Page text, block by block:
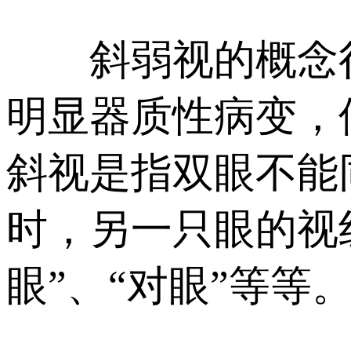
斜弱视的概念
明显器质性病变
斜视是指双眼不
时，另一只眼的
眼”、“对眼”等等